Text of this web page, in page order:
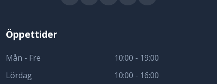
Öppettider
Mån - Fre
Lördag
10:00 - 19:00
10:00 - 16:00